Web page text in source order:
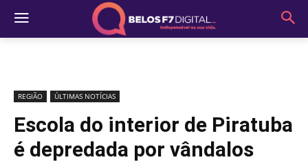
REGIÃO ÚLTIMAS NOTÍCIAS
Escola do interior de Piratuba
é depredada por vândalos